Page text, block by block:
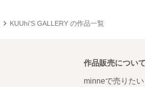
KUUhi'S GALLERY の作品一覧
作品販売について
minneで売りたい